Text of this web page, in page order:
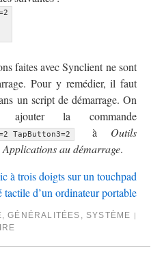
faites avec Synclient ne sont
Pour y remédier, il faut
un script de démarrage. On
ajouter la commande
TapButton3=2 à Outils
au démarrage.
à trois doigts sur un touchpad
d’un ordinateur portable
,GÉNÉRALITÉES SYSTÈME |